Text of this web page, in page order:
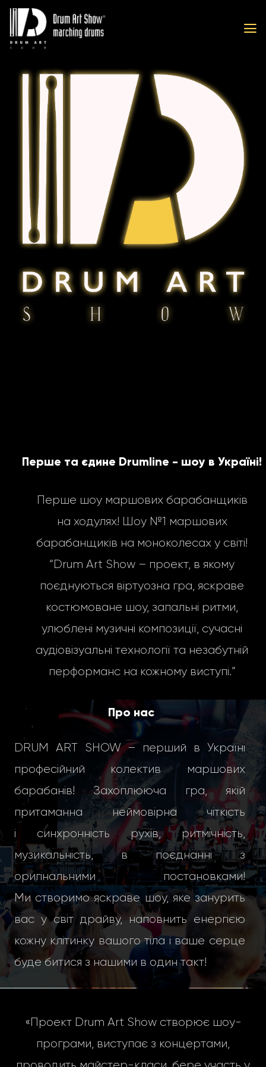
Перше та єдине Drumline - шоу в Україні!
Перше шоу маршових барабанщиків
на ходулях! Шоу №1 маршових
барабанщиків на моноколесах у світі!
“Drum Art Show – проект, в якому
поєднуються віртуозна гра, яскраве
костюмоване шоу, запальні ритми,
улюблені музичні композиції, сучасні
аудіовізуальні технології та незабутній
перформанс на кожному виступі.”
Про нас
DRUM ART SHOW – перший в Україні
професійний колектив маршових
барабанів! Захоплююча гра, якій
притаманна неймовірна чіткість
і синхронність рухів, ритмічність,
музикальність, в поєднанні з
оригінальними постановками!
Ми створимо яскраве шоу, яке занурить
вас у світ драйву, наповнить енергією
кожну клітинку вашого тіла і ваше серце
буде битися з нашими в один такт!
«Проект Drum Art Show створює шоу-
програми, виступає з концертами,